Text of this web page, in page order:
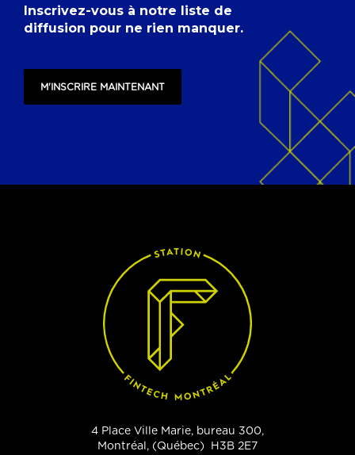
Inscrivez-vous à notre liste de
diffusion pour ne rien manquer.
M'INSCRIRE MAINTENANT
4 Place Ville Marie, bureau 300,
Montréal, (Québec) H3B 2E7